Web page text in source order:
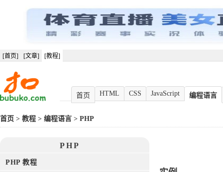
[首页] [文章] [教程]
首页 HTML CSS JavaScript 编程语言
首页 > 教程 > 编程语言 > PHP
PHP
PHP 教程